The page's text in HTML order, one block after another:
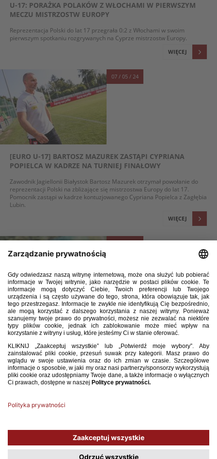
U-17: PORAŻKA POLAKÓW Z WŁOCHAMI W PIERWSZYM
MECZU MISTRZOSTW EUROPY
Reprezentacja Polski do lat 17 przegrała 0:2 z Włochami w swoim
pierwszym spotkaniu rozgrywanych na Cyprze mistrzostw Europy.
WIĘCEJ
07 / 05 / 24
[EURO U-17] BARTOSZ MAZUREK ZASTĄPI CYPRIANA
POPIELCA W KADRZE NA TURNIEJ FINAŁOWY
Zawodnik Jagiellonii Białystok Bartosz Mazurek otrzymał powołanie do
reprezentacji Polski na zbliżające się mistrzostwa Europy do lat 17.
Pomocnik zastąpi w kadrze kontuzjowanego Cypriana Popielca z Zagłębia
Lubin.
WIĘCEJ
ROZLOSOWANO GRUPY PIERWSZEJ RUNDY KWALIFIKACJI
DO MISTRZOSTW EUROPY U-17 2025
Słowenia, Gruzja i Armenia będą rywalami reprezentacji Polski rocznika
2008 w pierwszej rundzie kwalifikacji do mistrzostw Europy U-17 2025,
które odbędą się w Albanii. Mecze tej fazy zostaną rozegrane jesienią,
a ich gospodarz zostanie ustalony w przyszłym tygodniu. Warto dodać, że
EURO U-17 od 2025 roku będzie rozgrywane w formacie 8-zespołowym,
a duże zmiany nastąpią również w samych kwalifikacjach.
13 14 ... 58
Używamy plików cookies, aby ułatwić Ci korzystanie z naszego serwisu
oraz do celów statystycznych. Jeśli nie blokujesz tych plików, to zgadzasz